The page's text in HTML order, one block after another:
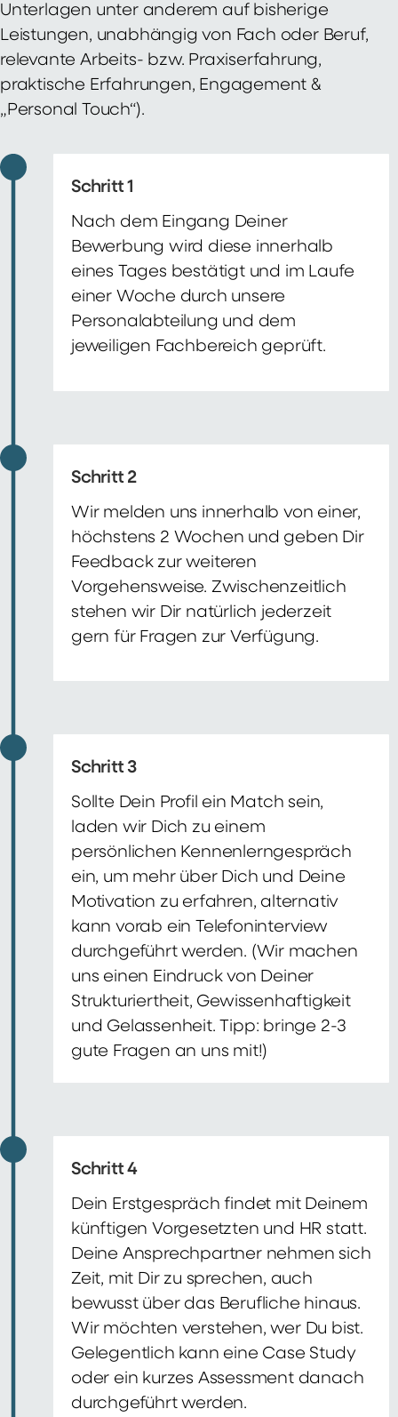
Unterlagen unter anderem auf bisherige
Leistungen, unabhängig von Fach oder Beruf,
relevante Arbeits- bzw. Praxiserfahrung,
praktische Erfahrungen, Engagement &
„Personal Touch“).
Schritt 1
Nach dem Eingang Deiner
Bewerbung wird diese innerhalb
eines Tages bestätigt und im Laufe
einer Woche durch unsere
Personalabteilung und dem
jeweiligen Fachbereich geprüft.
Schritt 2
Wir melden uns innerhalb von einer,
höchstens 2 Wochen und geben Dir
Feedback zur weiteren
Vorgehensweise. Zwischenzeitlich
stehen wir Dir natürlich jederzeit
gern für Fragen zur Verfügung.
Schritt 3
Sollte Dein Profil ein Match sein,
laden wir Dich zu einem
persönlichen Kennenlerngespräch
ein, um mehr über Dich und Deine
Motivation zu erfahren, alternativ
kann vorab ein Telefoninterview
durchgeführt werden. (Wir machen
uns einen Eindruck von Deiner
Strukturiertheit, Gewissenhaftigkeit
und Gelassenheit. Tipp: bringe 2-3
gute Fragen an uns mit!)
Schritt 4
Dein Erstgespräch findet mit Deinem
künftigen Vorgesetzten und HR statt.
Deine Ansprechpartner nehmen sich
Zeit, mit Dir zu sprechen, auch
bewusst über das Berufliche hinaus.
Wir möchten verstehen, wer Du bist.
Gelegentlich kann eine Case Study
oder ein kurzes Assessment danach
durchgeführt werden.